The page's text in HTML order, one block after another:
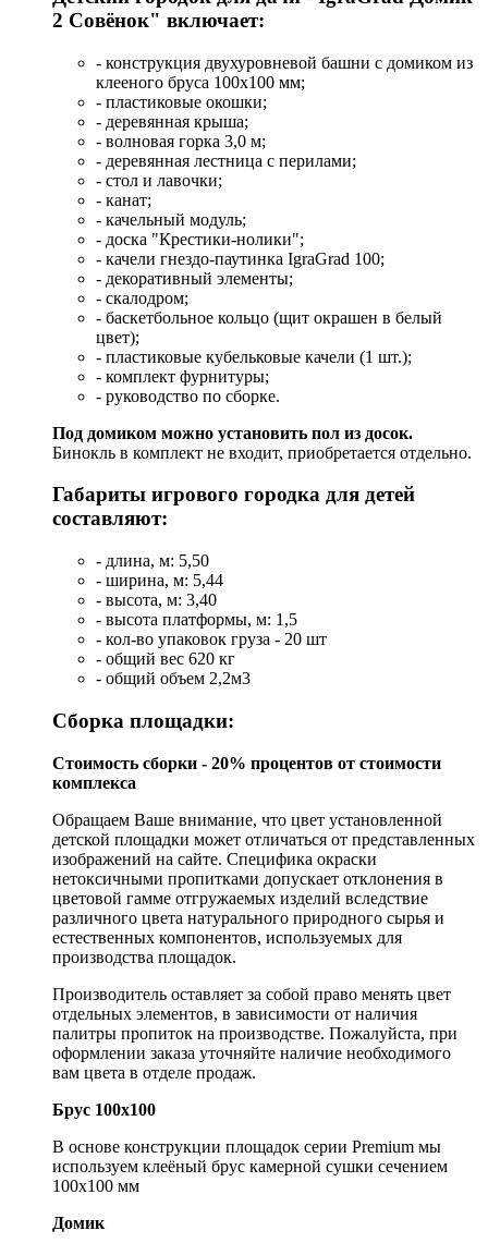
2 Совёнок" включает:
- конструкция двухуровневой башни с домиком из
клееного бруса 100х100 мм;
- пластиковые окошки;
- деревянная крыша;
- волновая горка 3,0 м;
- деревянная лестница с перилами;
- стол и лавочки;
- канат;
- качельный модуль;
- доска "Крестики-нолики";
- качели гнездо-паутинка IgraGrad 100;
- декоративный элементы;
- скалодром;
- баскетбольное кольцо (щит окрашен в белый
цвет);
- пластиковые кубельковые качели (1 шт.);
- комплект фурнитуры;
- руководство по сборке.
Под домиком можно установить пол из досок.
Бинокль в комплект не входит, приобретается отдельно.
Габариты игрового городка для детей
составляют:
- длина, м: 5,50
- ширина, м: 5,44
- высота, м: 3,40
- высота платформы, м: 1,5
- кол-во упаковок груза - 20 шт
- общий вес 620 кг
- общий объем 2,2м3
Сборка площадки:
Стоимость сборки - 20% процентов от стоимости
комплекса
Обращаем Ваше внимание, что цвет установленной
детской площадки может отличаться от представленных
изображений на сайте. Специфика окраски
нетоксичными пропитками допускает отклонения в
цветовой гамме отгружаемых изделий вследствие
различного цвета натурального природного сырья и
естественных компонентов, используемых для
производства площадок.
Производитель оставляет за собой право менять цвет
отдельных элементов, в зависимости от наличия
палитры пропиток на производстве. Пожалуйста, при
оформлении заказа уточняйте наличие необходимого
вам цвета в отделе продаж.
Брус 100х100
В основе конструкции площадок серии Premium мы
используем клеёный брус камерной сушки сечением
100х100 мм
Домик